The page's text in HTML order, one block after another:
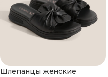
Шлепанцы женские